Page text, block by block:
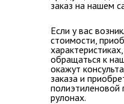
заказ на нашем
Если у вас
стоимости,
обращаться к
окажут
заказа и
полиэтиленовой
рулонах.